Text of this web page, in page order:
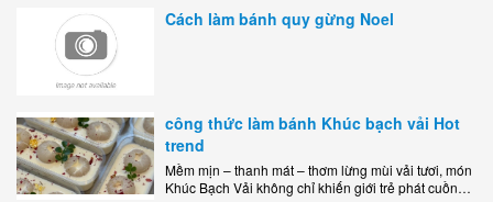
công thức làm bánh Khúc bạch vải Hot
trend
Mềm mịn – thanh mát – thơm lừng mùi vải tươi, món